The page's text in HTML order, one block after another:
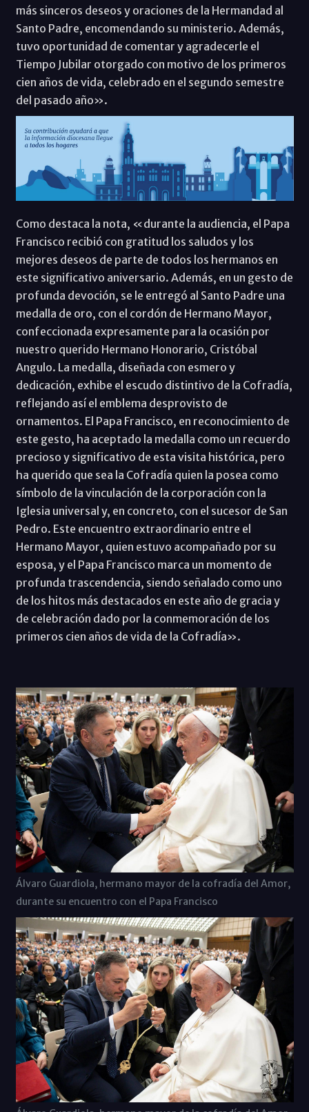
más sinceros deseos y oraciones de la Hermandad al
Santo Padre, encomendando su ministerio. Además,
tuvo oportunidad de comentar y agradecerle el
Tiempo Jubilar otorgado con motivo de los primeros
cien años de vida, celebrado en el segundo semestre
del pasado año».
Como destaca la nota, «durante la audiencia, el Papa
Francisco recibió con gratitud los saludos y los
mejores deseos de parte de todos los hermanos en
este significativo aniversario. Además, en un gesto de
profunda devoción, se le entregó al Santo Padre una
medalla de oro, con el cordón de Hermano Mayor,
confeccionada expresamente para la ocasión por
nuestro querido Hermano Honorario, Cristóbal
Angulo. La medalla, diseñada con esmero y
dedicación, exhibe el escudo distintivo de la Cofradía,
reflejando así el emblema desprovisto de
ornamentos. El Papa Francisco, en reconocimiento de
este gesto, ha aceptado la medalla como un recuerdo
precioso y significativo de esta visita histórica, pero
ha querido que sea la Cofradía quien la posea como
símbolo de la vinculación de la corporación con la
Iglesia universal y, en concreto, con el sucesor de San
Pedro. Este encuentro extraordinario entre el
Hermano Mayor, quien estuvo acompañado por su
esposa, y el Papa Francisco marca un momento de
profunda trascendencia, siendo señalado como uno
de los hitos más destacados en este año de gracia y
de celebración dado por la conmemoración de los
primeros cien años de vida de la Cofradía».
Álvaro Guardiola, hermano mayor de la cofradía del Amor,
durante su encuentro con el Papa Francisco